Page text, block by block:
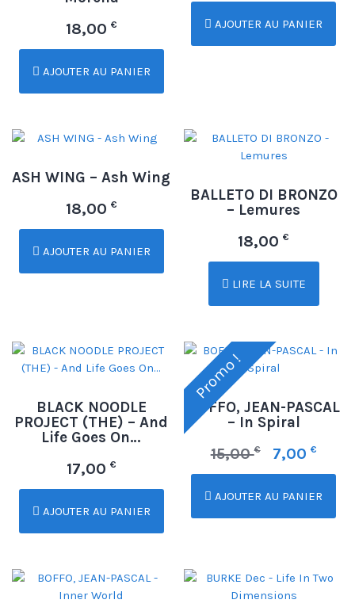
18,00 €
AJOUTER AU PANIER
AJOUTER AU PANIER
ASH WING – Ash Wing
18,00 €
AJOUTER AU PANIER
BALLETO DI BRONZO
– Lemures
18,00€
LIRE LA SUITE
BLACK NOODLE
PROJECT (THE) – And
Life Goes On…
17,00 €
AJOUTER AU PANIER
Promo !
BOFFO, JEAN-PASCAL
– In Spiral
15,00€ 7,00 €
AJOUTER AU PANIER